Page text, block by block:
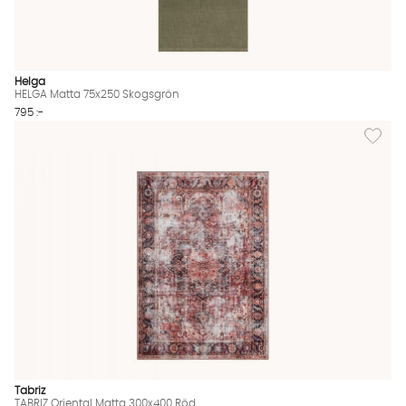
Helga
HELGA Matta 75x250 Skogsgrön
795 :-
Lägg
Tabriz
TABRIZ Oriental Matta 300x400 Röd